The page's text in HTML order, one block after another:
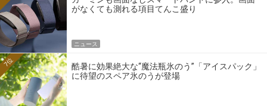
がなくても測れる項目てんこ盛り
ニュース
酷暑に効果絶大な“魔法瓶氷のう”「アイスパック」
に待望のスペア氷のうが登場
7位